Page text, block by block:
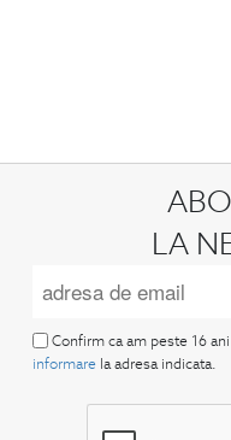
LA
Confirm ca am peste 16
informare la adresa indicata.